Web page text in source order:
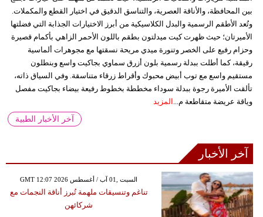
بين المحافظة، والأناقة العصرية، والتناسق الدقيق في اختيار القطع والمكملات.
وتُعد الأطقم الرسمية والبدل الكلاسيكية من أبرز الاختيارات الجذابة التي فضلتها
الأميرتان؛ حيث ظهرت كيت ميدلتون بطقم باللون الأحمر الزاهي بأكمام قصيرة
وحزام رفيع على الخصر وتنورة ميدي مريحة نسقتها مع مجوهرات ألماسية
رقيقة، كما أطلت ببدلة رسمية بلون أزرق سماوي بجاكيت واسع وبنطلون
مستقيم واسع مع توب أبيض محبوك وأقراط زرقاء متناسقة. وفي السياق ذاته،
تألقت الأميرة رجوة ببدلة سوداء مخططة بخطوط رفيعة بيضاء بجاكيت مفصل
وياقة عريضة متقاطعة م... المزيد
آخر الأخبار الطبية
آخر الأخبار
GMT 12:07 2026 السبت ,01 آب / أغسطس
تناغم وتنسيقات ملهمة تُبرز أناقة النجمات مع
شركائهن